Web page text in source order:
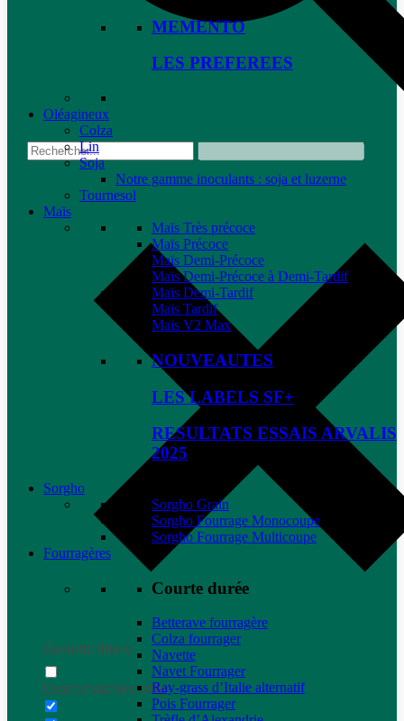
Generic filters
Exact matches only
MEMENTO
LES PREFEREES
Oléagineux
Colza
Lin
Soja
Notre gamme inoculants : soja et luzerne
Tournesol
Maïs
Maïs Très précoce
Maïs Précoce
Maïs Demi-Précoce
Maïs Demi-Précoce à Demi-Tardif
Maïs Demi-Tardif
Maïs Tardif
Maïs V2 Max
NOUVEAUTES
LES LABELS SF+
RESULTATS ESSAIS ARVALIS
2025
Sorgho
Sorgho Grain
Sorgho Fourrage Monocoupe
Sorgho Fourrage Multicoupe
Fourragères
Courte durée
Betterave fourragère
Colza fourrager
Navette
Navet Fourrager
Ray-grass d’Italie alternatif
Pois Fourrager